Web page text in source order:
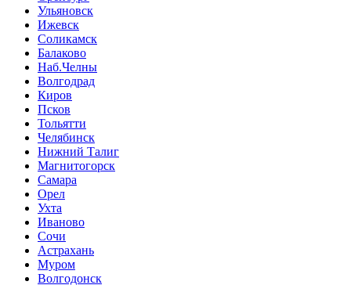
Ульяновск
Ижевск
Соликамск
Балаково
Наб.Челны
Волгодрад
Киров
Псков
Тольятти
Челябинск
Нижний Талиг
Магнитогорск
Самара
Орел
Ухта
Иваново
Сочи
Астрахань
Муром
Волгодонск